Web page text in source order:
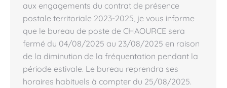
aux engagements du contrat de présence
postale territoriale 2023-2025, je vous informe
que le bureau de poste de CHAOURCE sera
fermé du 04/08/2025 au 23/08/2025 en raison
de la diminution de la fréquentation pendant la
période estivale. Le bureau reprendra ses
horaires habituels à compter du 25/08/2025.